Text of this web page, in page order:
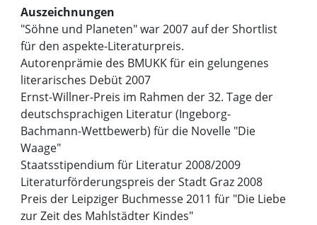
Auszeichnungen
"Söhne und Planeten" war 2007 auf der Shortlist
für den aspekte-Literaturpreis.
Autorenprämie des BMUKK für ein gelungenes
literarisches Debüt 2007
Ernst-Willner-Preis im Rahmen der 32. Tage der
deutschsprachigen Literatur (Ingeborg-
Bachmann-Wettbewerb) für die Novelle "Die
Waage"
Staatsstipendium für Literatur 2008/2009
Literaturförderungspreis der Stadt Graz 2008
Preis der Leipziger Buchmesse 2011 für "Die Liebe
zur Zeit des Mahlstädter Kindes"